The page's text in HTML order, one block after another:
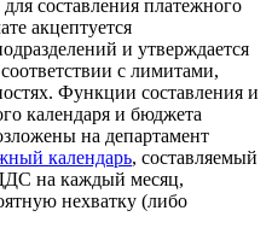
составления платежного
акцептуется
и утверждается
с лимитами,
Функции составления и
календаря и бюджета
на департамент
календарь, составляемый
на каждый месяц,
нехватку (либо